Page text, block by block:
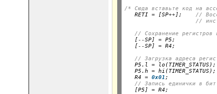
/* Сюда вставьте код на
RETI = [SP++]; //
//
// Сохранение регистров
   [
--SP] = P5;
   [
--SP] = R4;
// Загрузка адреса
   P5.l
= lo(TIMER_STATUS);
   P5.h
= hi(TIMER_STATUS);
   R4
= 0x01;
// Запись единички в
   [P5]
=